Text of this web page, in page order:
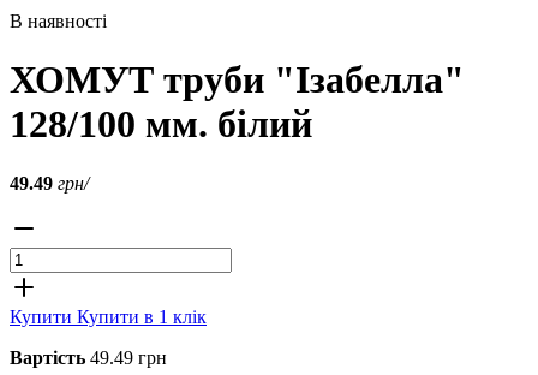
В наявності
ХОМУТ труби "Ізабелла"
128/100 мм. білий
49.49 грн/
Купити Купити в 1 клік
Вартість 49.49 грн